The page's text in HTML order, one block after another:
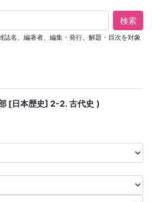
検索
名、編著者、編集・発行、解題・目次を対象
[日本歴史] 2-2. 古代史